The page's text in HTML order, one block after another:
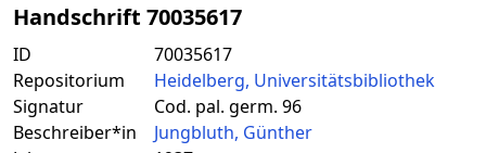
Handschrift 70035617
ID
70035617
Repositorium
Heidelberg, Universitätsbibliothek
Signatur
Cod. pal. germ. 96
Beschreiber*in
Jungbluth, Günther